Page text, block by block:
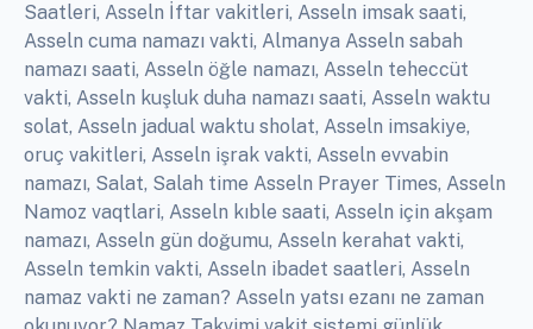
Saatleri, Asseln İftar vakitleri, Asseln imsak saati,
Asseln cuma namazı vakti, Almanya Asseln sabah
namazı saati, Asseln öğle namazı, Asseln teheccüt
vakti, Asseln kuşluk duha namazı saati, Asseln waktu
solat, Asseln jadual waktu sholat, Asseln imsakiye,
oruç vakitleri, Asseln işrak vakti, Asseln evvabin
namazı, Salat, Salah time Asseln Prayer Times, Asseln
Namoz vaqtlari, Asseln kıble saati, Asseln için akşam
namazı, Asseln gün doğumu, Asseln kerahat vakti,
Asseln temkin vakti, Asseln ibadet saatleri, Asseln
namaz vakti ne zaman? Asseln yatsı ezanı ne zaman